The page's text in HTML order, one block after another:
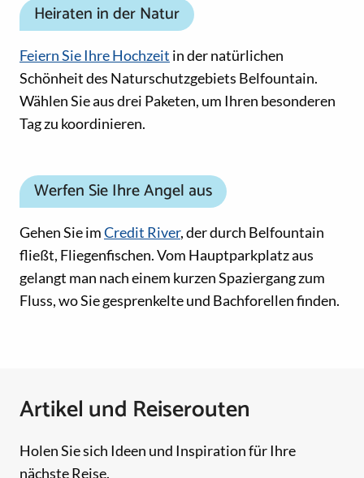
Heiraten in der Natur
Feiern Sie Ihre Hochzeit in der natürlichen
Schönheit des Naturschutzgebiets Belfountain.
Wählen Sie aus drei Paketen, um Ihren besonderen
Tag zu koordinieren.
Werfen Sie Ihre Angel aus
Gehen Sie imCredit River, der durch Belfountain
fließt, Fliegenfischen. Vom Hauptparkplatz aus
gelangt man nach einem kurzen Spaziergang zum
Fluss, wo Sie gesprenkelte und Bachforellen finden.
Artikel und Reiserouten
Holen Sie sich Ideen und Inspiration für Ihre
nächste Reise.